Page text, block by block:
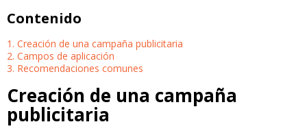
Contenido
1. Creación de una campaña publicitaria
2. Campos de aplicación
3. Recomendaciones comunes
Creación de una campaña
publicitaria